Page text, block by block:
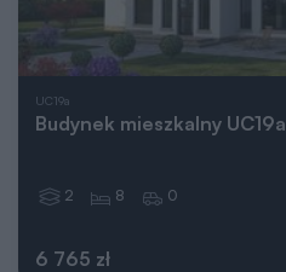
UC19a
Budynek mieszkalny UC19a
6 765 zł
2 8 0